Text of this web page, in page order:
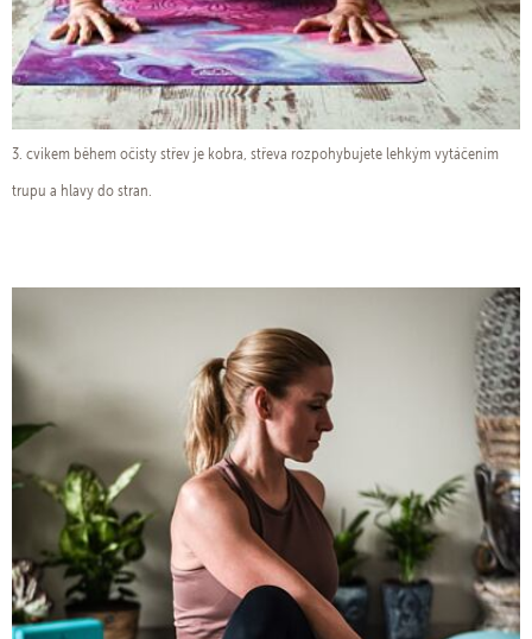
3. cvikem během očisty střev je kobra, střeva rozpohybujete lehkým vytáčením
trupu a hlavy do stran.